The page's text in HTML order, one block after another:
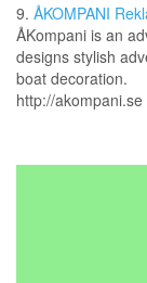
9. ÅKOMPANI
ÅKompani is an
designs stylish
boat decoration.
http://akompani.se